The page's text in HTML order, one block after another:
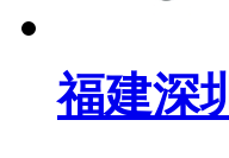
福建深